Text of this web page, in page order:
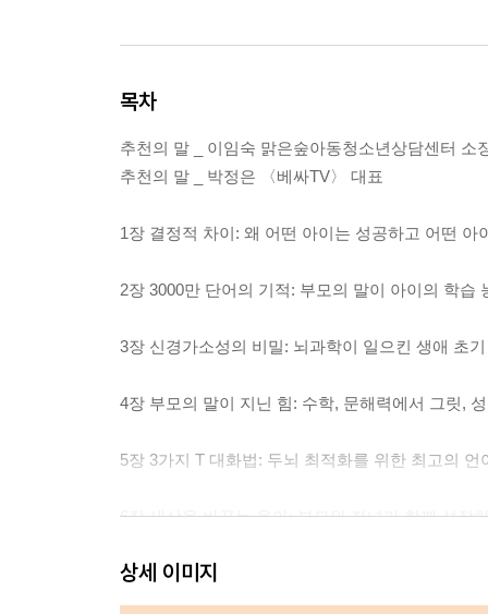
목차
추천의 말 _ 이임숙 맑은숲아동청소년상담센터 소
추천의 말 _ 박정은 〈베싸TV〉 대표
1장 결정적 차이: 왜 어떤 아이는 성공하고 어떤 아
2장 3000만 단어의 기적: 부모의 말이 아이의 학습
3장 신경가소성의 비밀: 뇌과학이 일으킨 생애 초
4장 부모의 말이 지닌 힘: 수학, 문해력에서 그릿,
5장 3가지 T 대화법: 두뇌 최적화를 위한 최고의 언
6장 세상을 바꾸는 육아: 부모와 자녀가 함께 성장
7장 퍼뜨리기: 좋은 것은 함께 나누어야 한다
상세 이미지